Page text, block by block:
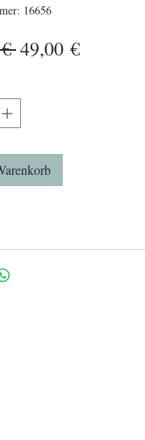
16656
€ Standardpreis
49,00 €Sale-